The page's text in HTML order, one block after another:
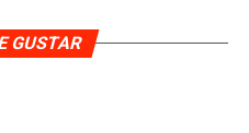
GUSTAR